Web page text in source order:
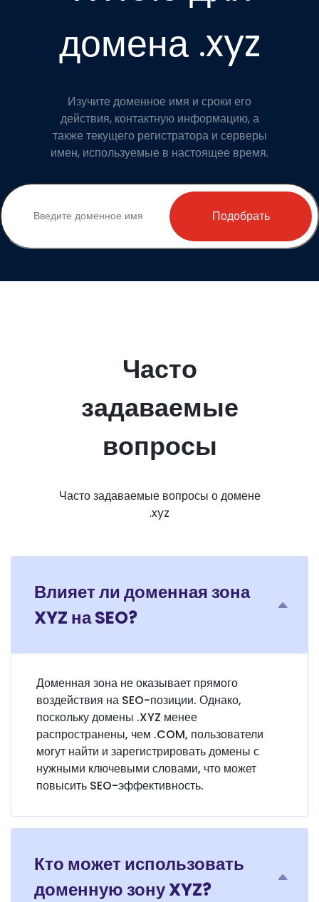
домена .xyz
Изучите доменное имя и сроки его
действия, контактную информацию, а
также текущего регистратора и серверы
имен, используемые в настоящее время.
Подобрать
Часто
задаваемые
вопросы
Часто задаваемые вопросы о домене
.xyz
Влияет ли доменная зона
XYZ на SEO?
Доменная зона не оказывает прямого
воздействия на SEO-позиции. Однако,
поскольку домены .XYZ менее
распространены, чем .COM, пользователи
могут найти и зарегистрировать домены с
нужными ключевыми словами, что может
повысить SEO-эффективность.
Кто может использовать
доменную зону XYZ?